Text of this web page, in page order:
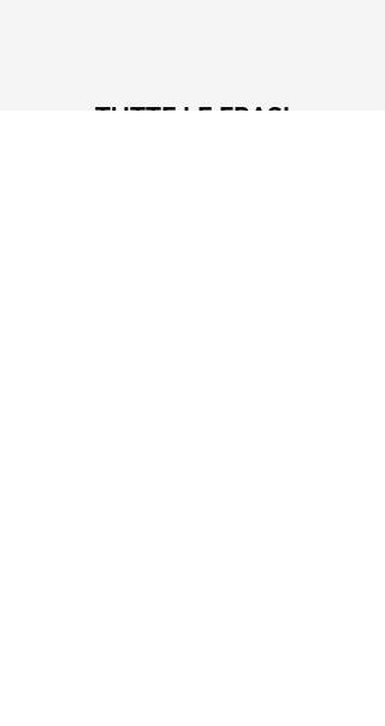
TUTTE LE FRASI